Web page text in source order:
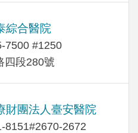
綜合醫院
7500 #1250
四段280號
財團法人臺安醫院
8151#2670-2672